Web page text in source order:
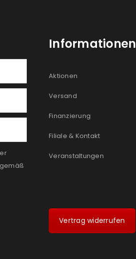
Informationen
Aktionen
Versand
Finanzierung
Filiale & Kontakt
Veranstaltungen
Vertrag widerrufen